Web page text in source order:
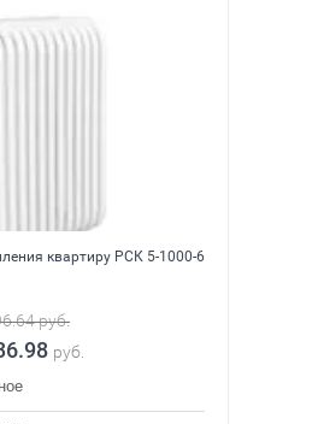
квартиру РСК 5-1000-6
руб.
руб.